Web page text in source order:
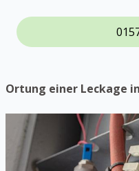
Ortung einer Leckage